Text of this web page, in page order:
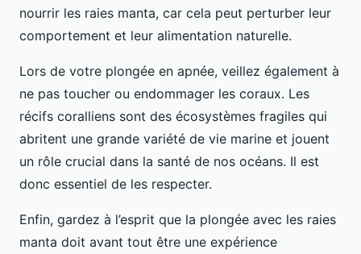
nourrir les raies manta, car cela peut perturber leur
comportement et leur alimentation naturelle.
Lors de votre plongée en apnée, veillez également à
ne pas toucher ou endommager les coraux. Les
récifs coralliens sont des écosystèmes fragiles qui
abritent une grande variété de vie marine et jouent
un rôle crucial dans la santé de nos océans. Il est
donc essentiel de les respecter.
Enfin, gardez à l’esprit que la plongée avec les raies
manta doit avant tout être une expérience